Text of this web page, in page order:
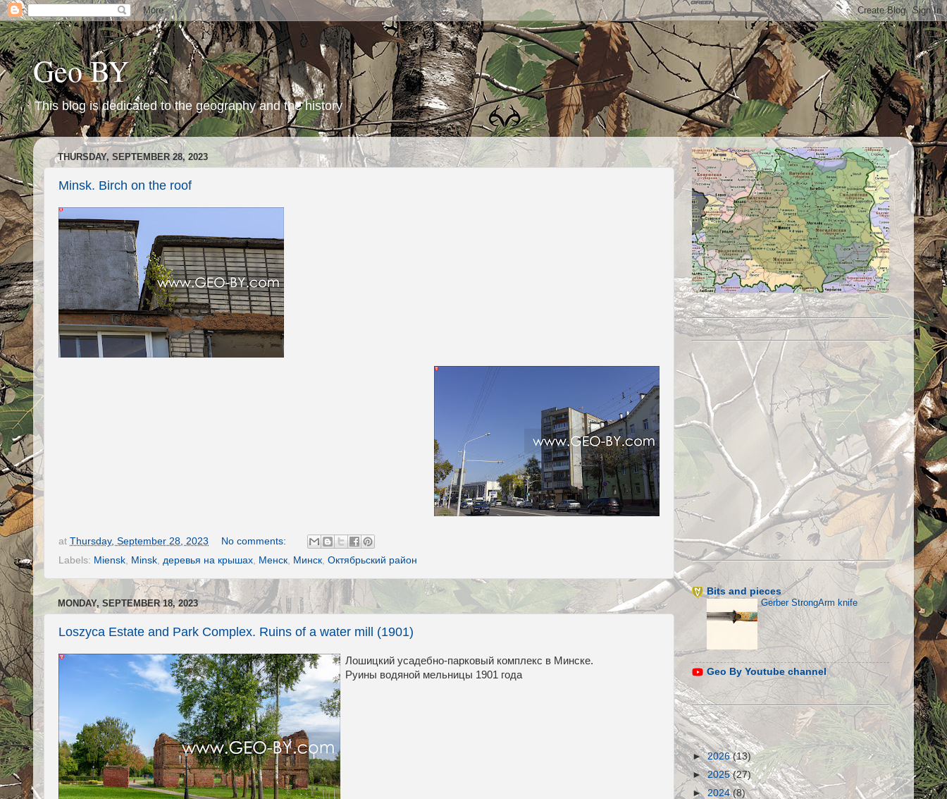
Geo BY
This blog is dedicated to the geography and the history
THURSDAY, SEPTEMBER 28, 2023
Minsk. Birch on the roof
at Thursday, September 28, 2023
No comments:
Labels: Miensk, Minsk, деревья на крышах, Менск, Минск, Октябрьский район
MONDAY, SEPTEMBER 18, 2023
Loszyca Estate and Park Complex. Ruins of a water mill (1901)
Лошицкий усадебно-парковый комплекс в Минске.
Руины водяной мельницы 1901 года
Bits and pieces
Gerber StrongArm knife
Geo By Youtube channel
►2026(13)
►2025(27)
►2024(8)